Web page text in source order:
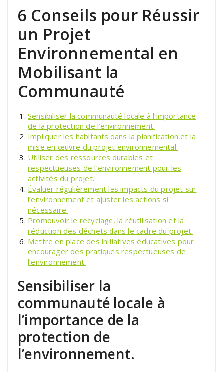
6 Conseils pour Réussir
un Projet
Environnemental en
Mobilisant la
Communauté
Sensibiliser la communauté locale à l’importance
de la protection de l’environnement.
Impliquer les habitants dans la planification et la
mise en œuvre du projet environnemental.
Utiliser des ressources durables et
respectueuses de l’environnement pour les
activités du projet.
Évaluer régulièrement les impacts du projet sur
l’environnement et ajuster les actions si
nécessaire.
Promouvoir le recyclage, la réutilisation et la
réduction des déchets dans le cadre du projet.
Mettre en place des initiatives éducatives pour
encourager des pratiques respectueuses de
l’environnement.
Sensibiliser la
communauté locale à
l’importance de la
protection de
l’environnement.